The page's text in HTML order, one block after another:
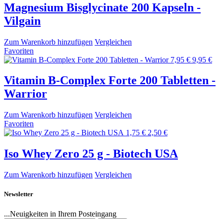
Magnesium Bisglycinate 200 Kapseln -
Vilgain
Zum Warenkorb hinzufügen Vergleichen
Favoriten
7,95 € 9,95 €
Vitamin B-Complex Forte 200 Tabletten -
Warrior
Zum Warenkorb hinzufügen Vergleichen
Favoriten
1,75 € 2,50 €
Iso Whey Zero 25 g - Biotech USA
Zum Warenkorb hinzufügen Vergleichen
Newsletter
...Neuigkeiten in Ihrem Posteingang